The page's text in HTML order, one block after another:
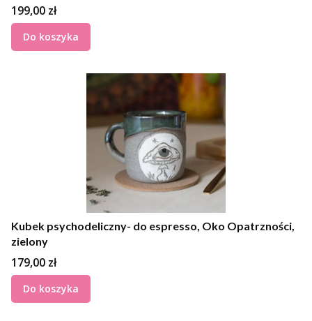
Cena
199,00 zł
Do koszyka
Kubek psychodeliczny- do espresso, Oko Opatrzności,
zielony
Cena
179,00 zł
Do koszyka